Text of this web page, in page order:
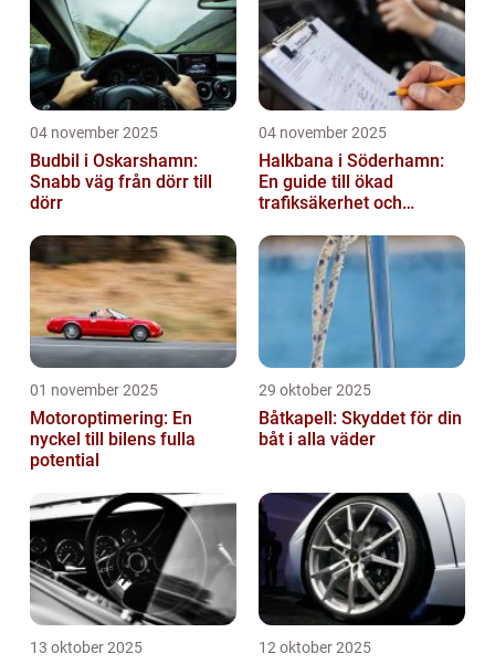
04 november 2025
Budbil i Oskarshamn:
Snabb väg från dörr till
dörr
04 november 2025
Halkbana i Söderhamn:
En guide till ökad
trafiksäkerhet och
01 november 2025
Motoroptimering: En
nyckel till bilens fulla
potential
29 oktober 2025
Båtkapell: Skyddet för din
båt i alla väder
13 oktober 2025 12 oktober 2025